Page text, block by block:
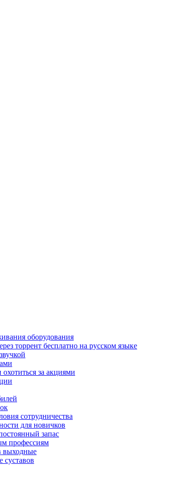
оборудования
торрент бесплатно на русском языке
за акциями
сотрудничества
для новичков
запас
профессиям
выходные
суставов